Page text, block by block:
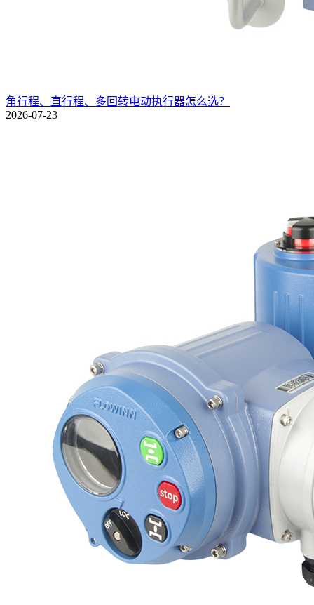
角行程、直行程、多回转电动执行器怎么选？
2026-07-23